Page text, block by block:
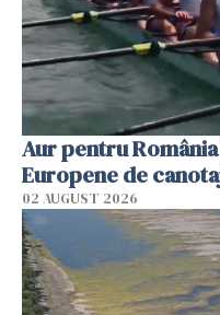
Aur pentru
Europene de
02 AUGUST 2026